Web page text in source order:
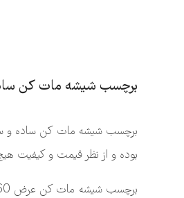
برچسب شیشه مات کن ساده عرض
برچسب شیشه مات کن ساده و
بوده و از نظر قیمت و کیفیت هیچ